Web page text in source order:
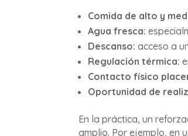
Comida de alto y
Agua fresca:
Descanso: acceso a
Regulación térmica:
Contacto físico
Oportunidad de
En la práctica, un
amplio. Por ejemplo, en